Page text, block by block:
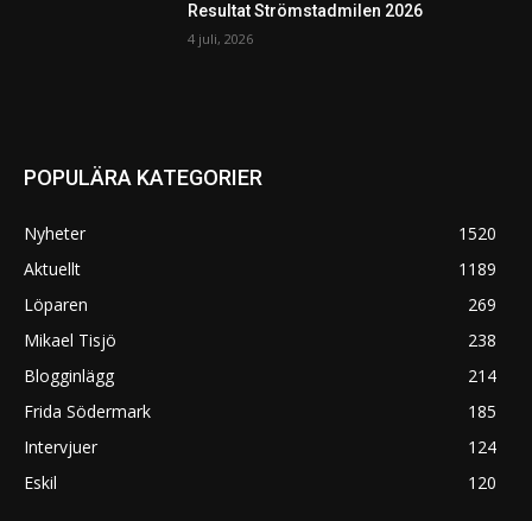
Resultat Strömstadmilen 2026
4 juli, 2026
POPULÄRA KATEGORIER
Nyheter
1520
Aktuellt
1189
Löparen
269
Mikael Tisjö
238
Blogginlägg
214
Frida Södermark
185
Intervjuer
124
Eskil
120